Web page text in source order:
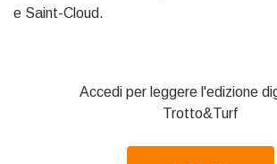
e Saint-Cloud.
Accedi per leggere l'edizione
Trotto&Turf